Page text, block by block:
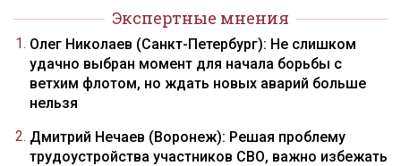
Экспертные мнения
Олег Николаев (Санкт-Петербург): Не слишком
удачно выбран момент для начала борьбы с
ветхим флотом, но ждать новых аварий больше
нельзя
Дмитрий Нечаев (Воронеж): Решая проблему
трудоустройства участников СВО, важно избежать